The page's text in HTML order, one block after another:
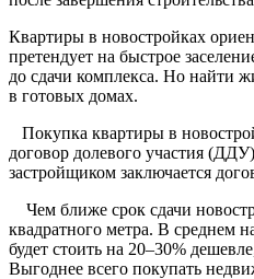
Квартиры в новостройках
претендует на быстрое
до сдачи комплекса. Но найти
в готовых домах.
Покупка квартиры в
договор долевого участия
застройщиком заключается
Чем ближе срок сдачи
квадратного метра. В среднем
будет стоить на 20–30%
Выгоднее всего покупать